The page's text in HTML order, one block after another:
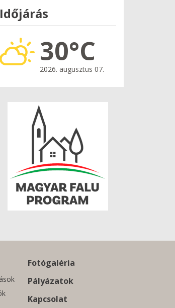
Időjárás
30°C
2026. augusztus 07.
Fotógaléria
Pályázatok
Kapcsolat